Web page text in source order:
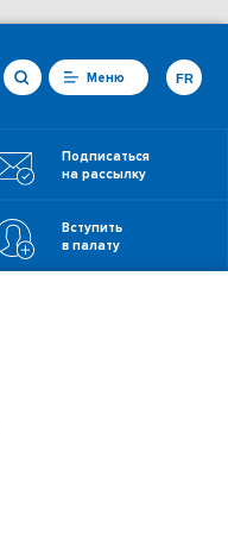
Меню
Подписаться
на рассылку
Вступить
в палату
FR